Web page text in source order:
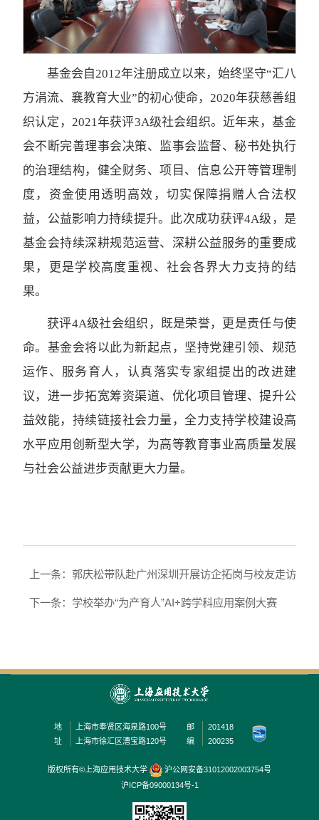
基金会自2012年注册成立以来，始终坚守“汇八
方涓流、襄教育大业”的初心使命，2020年获慈善组
织认定，2021年获评3A级社会组织。近年来，基金
会不断完善理事会决策、监事会监督、秘书处执行
的治理结构，健全财务、项目、信息公开等管理制
度，资金使用透明高效，切实保障捐赠人合法权
益，公益影响力持续提升。此次成功获评4A级，是
基金会持续深耕规范运营、深耕公益服务的重要成
果，更是学校高度重视、社会各界大力支持的结
果。
获评4A级社会组织，既是荣誉，更是责任与使
命。基金会将以此为新起点，坚持党建引领、规范
运作、服务育人，认真落实专家组提出的改进建
议，进一步拓宽筹资渠道、优化项目管理、提升公
益效能，持续链接社会力量，全力支持学校建设高
水平应用创新型大学，为高等教育事业高质量发展
与社会公益进步贡献更大力量。
上一条：郭庆松带队赴广州深圳开展访企拓岗与校友走访
下一条：学校举办“为产育人”AI+跨学科应用案例大赛
地
址
上海市奉贤区海泉路100号
上海市徐汇区漕宝路120号
邮
编
201418
200235
版权所有©上海应用技术大学
沪公网安备31012002003754号
沪ICP备09000134号-1